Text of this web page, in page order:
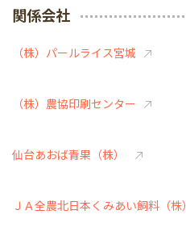
関係会社
（株）パールライス宮城
（株）農協印刷センター
仙台あおば青果（株）
ＪＡ全農北日本くみあい飼料（株）